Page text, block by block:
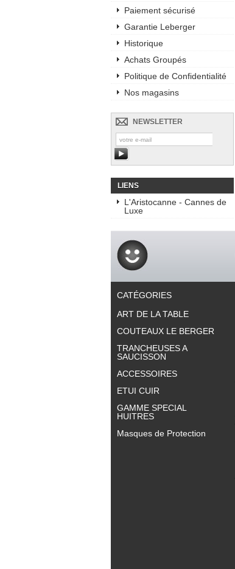
Paiement sécurisé
Garantie Leberger
Historique
Achats Groupés
Politique de Confidentialité
Nos magasins
NEWSLETTER
LIENS
L'Aristocanne - Cannes de
Luxe
CATÉGORIES
ART DE LA TABLE
COUTEAUX LE BERGER
TRANCHEUSES A
SAUCISSON
ACCESSOIRES
ETUI CUIR
GAMME SPECIAL
HUITRES
Masques de Protection